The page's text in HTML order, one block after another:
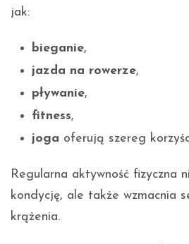
jak:
bieganie,
jazda na rowerze,
pływanie,
fitness,
joga oferują szereg
Regularna aktywność fizyczna
kondycję, ale także wzmacnia
krążenia.